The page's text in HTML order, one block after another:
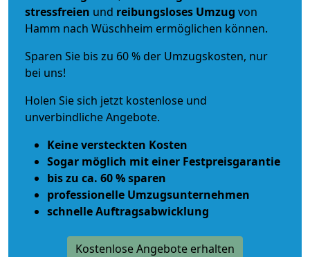
stressfreien und reibungsloses Umzug von
Hamm nach Wüschheim ermöglichen können.
Sparen Sie bis zu 60 % der Umzugskosten, nur
bei uns!
Holen Sie sich jetzt kostenlose und
unverbindliche Angebote.
Keine versteckten Kosten
Sogar möglich mit einer Festpreisgarantie
bis zu ca. 60 % sparen
professionelle Umzugsunternehmen
schnelle Auftragsabwicklung
Kostenlose Angebote erhalten